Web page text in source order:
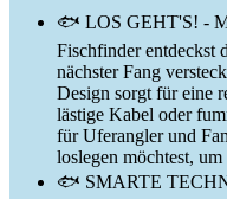
🐟 LOS GEHT'S! -
Fischfinder entdeckst
nächster Fang
Design sorgt für eine
lästige Kabel oder
für Uferangler und
loslegen möchtest,
🐟 SMARTE